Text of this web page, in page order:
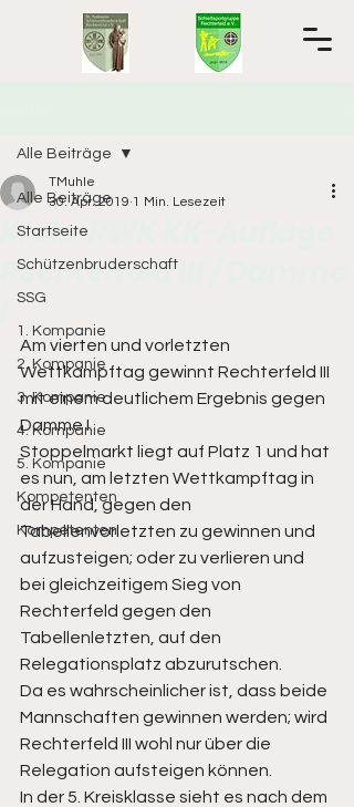
Alle Beiträge
Startseite
Schützenbruderschaft
SSG
1. Kompanie
2. Kompanie
3. Kompanie
4. Kompanie
5. Kompanie
Kompetenten
Kompetenten
Alle Beiträge
Kreis-RWK KK-Auflage
Rechterfeld III / Damme
TMuhle
30. Apr. 2019 1 Min. Lesezeit
Am vierten und vorletzten
Wettkampftag gewinnt Rechterfeld III
mit einem deutlichem Ergebnis gegen
Damme I.
Stoppelmarkt liegt auf Platz 1 und hat
es nun, am letzten Wettkampftag in
der Hand, gegen den
Tabellenvorletzten zu gewinnen und
aufzusteigen; oder zu verlieren und
bei gleichzeitigem Sieg von
Rechterfeld gegen den
Tabellenletzten, auf den
Relegationsplatz abzurutschen.
Da es wahrscheinlicher ist, dass beide
Mannschaften gewinnen werden; wird
Rechterfeld III wohl nur über die
Relegation aufsteigen können.
In der 5. Kreisklasse sieht es nach dem